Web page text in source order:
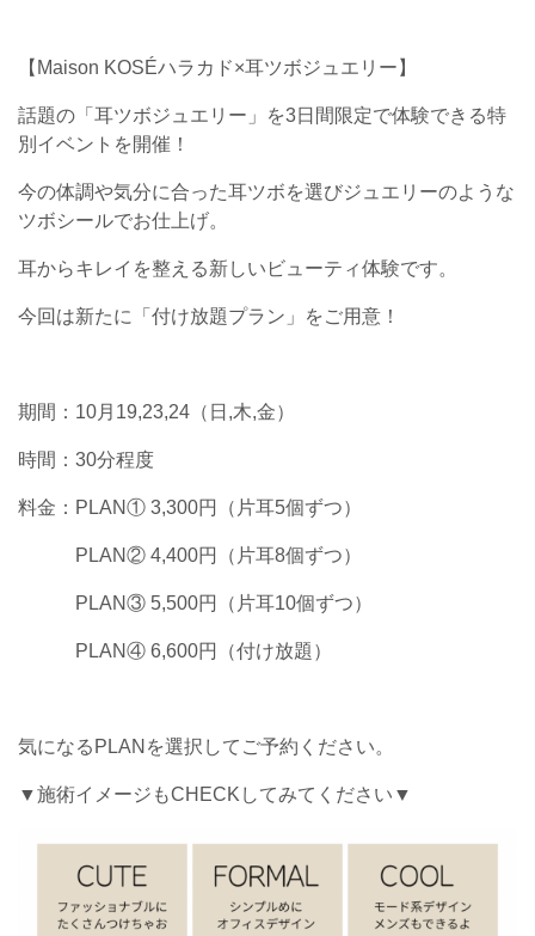
【Maison KOSÉハラカド×耳ツボジュエリー】
話題の「耳ツボジュエリー」を3日間限定で体験できる特
別イベントを開催！
今の体調や気分に合った耳ツボを選びジュエリーのような
ツボシールでお仕上げ。
耳からキレイを整える新しいビューティ体験です。
今回は新たに「付け放題プラン」をご用意！
期間：10月19,23,24（日,木,金）
時間：30分程度
料金：PLAN① 3,300円（片耳5個ずつ）
PLAN② 4,400円（片耳8個ずつ）
PLAN③ 5,500円（片耳10個ずつ）
PLAN④ 6,600円（付け放題）
気になるPLANを選択してご予約ください。
▼施術イメージもCHECKしてみてください▼